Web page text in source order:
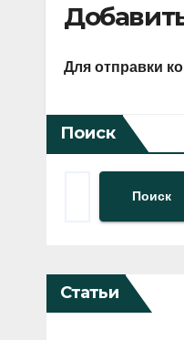
Для отправки
Поиск
Поиск
Статьи